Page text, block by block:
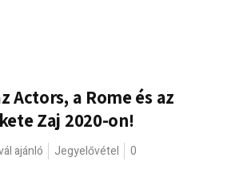
Actors, a Rome és az
Zaj 2020-on!
ajánló Jegyelővétel
0